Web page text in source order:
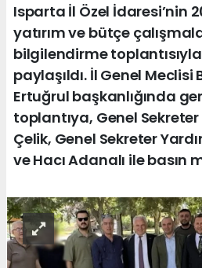
Isparta İl Özel İdaresi’nin
yatırım ve bütçe
bilgilendirme
paylaşıldı. İl Genel Meclisi
Ertuğrul başkanlığında
toplantıya, Genel
Çelik, Genel Sekreter
ve Hacı Adanalı ile basın